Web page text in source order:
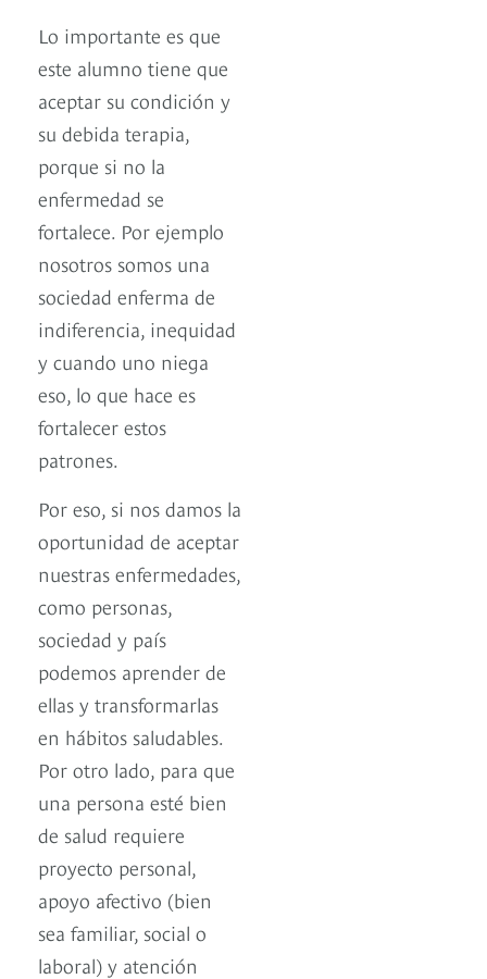
Lo importante es que
este alumno tiene que
aceptar su condición y
su debida terapia,
porque si no la
enfermedad se
fortalece. Por ejemplo
nosotros somos una
sociedad enferma de
indiferencia, inequidad
y cuando uno niega
eso, lo que hace es
fortalecer estos
patrones.
Por eso, si nos damos la
oportunidad de aceptar
nuestras enfermedades,
como personas,
sociedad y país
podemos aprender de
ellas y transformarlas
en hábitos saludables.
Por otro lado, para que
una persona esté bien
de salud requiere
proyecto personal,
apoyo afectivo (bien
sea familiar, social o
laboral) y atención